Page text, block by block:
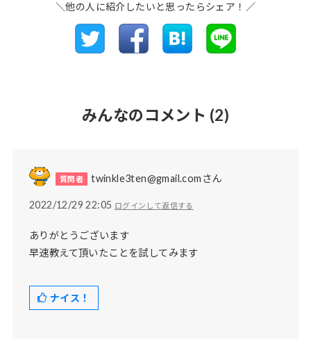
＼他の人に紹介したいと思ったらシェア！／
みんなのコメント (2)
twinkle3ten@gmail.comさん
2022/12/29 22:05 ログインして返信する
ありがとうございます
早速教えて頂いたことを試してみます
ナイス！